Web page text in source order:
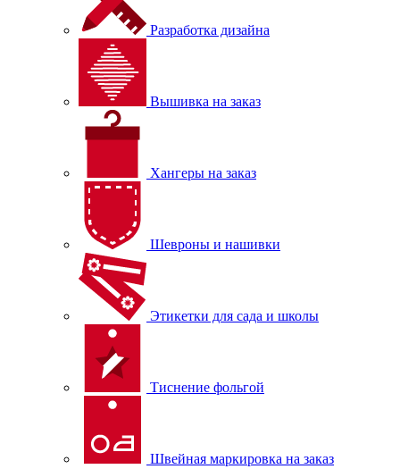
Разработка дизайна
Вышивка на заказ
Хангеры на заказ
Шевроны и нашивки
Этикетки для сада и школы
Тиснение фольгой
Швейная маркировка на заказ